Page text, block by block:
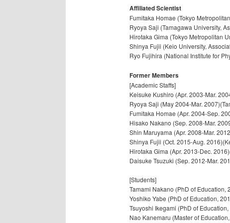
Affiliated Scientist
Fumitaka Homae (Tokyo
Ryoya Saji (Tamagawa University,
Hirotaka Gima (Tokyo Metropolitan
Shinya Fujii (Keio University,
Ryo Fujihira (National Institute for
Former Members
[Academic Staffs]
Keisuke Kushiro (Apr. 2003-Mar.
Ryoya Saji (May 2004-Mar.
Fumitaka Homae (Apr. 2004-Sep.
Hisako Nakano (Sep. 2008-Mar.
Shin Maruyama (Apr. 2008-Mar.
Shinya Fujii (Oct. 2015-Aug.
Hirotaka Gima (Apr. 2013-Dec.
Daisuke Tsuzuki (Sep. 2012-Mar.
[Students]
Tamami Nakano (PhD of Education,
Yoshiko Yabe (PhD of Education,
Tsuyoshi Ikegami (PhD of
Nao Kanemaru (Master of